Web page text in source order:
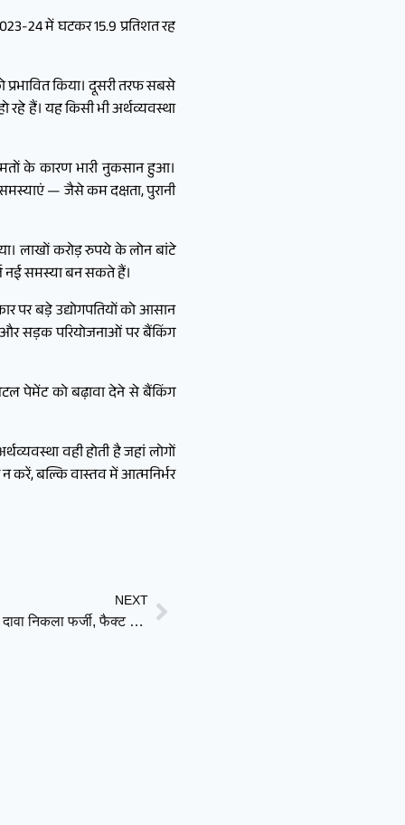
24 में घटकर 15.9 प्रतिशत रह
प्रभावित किया। दूसरी तरफ सबसे
हैं। यह किसी भी अर्थव्यवस्था
के कारण भारी नुकसान हुआ।
— जैसे कम दक्षता, पुरानी
लाखों करोड़ रुपये के लोन बांटे
नई समस्या बन सकते हैं।
पर बड़े उद्योगपतियों को आसान
सड़क परियोजनाओं पर बैंकिंग
पेमेंट को बढ़ावा देने से बैंकिंग
वही होती है जहां लोगों
करें, बल्कि वास्तव में आत्मनिर्भर
NEXT
तमिलनाडु में हिंदू धार्मिक विभाग का मुस्लिम मंत्री बनाए जाने का दावा निकला फर्जी, फैक्ट चेक में खुली वायरल पोस्ट की पोल